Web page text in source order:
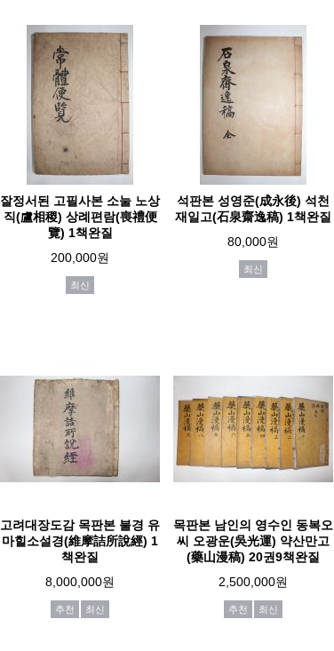
잘정서된 고필사본 소눌 노상
직(盧相稷) 상례편람(喪禮便
覽) 1책완질
200,000원
최신
석판본 성영준(成永後) 석천
재일고(石泉齋逸稿) 1책완질
80,000원
최신
고려대장도감 목판본 불경 유
마힐소설경(維摩詰所說經) 1
책완질
8,000,000원
추천 최신
목판본 남인의 영수인 동복오
씨 오광운(吳光運) 약산만고
(藥山漫稿) 20권9책완질
2,500,000원
추천 최신